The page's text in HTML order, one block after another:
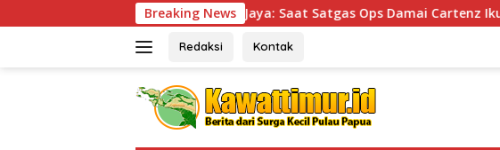
to
Breaking News
Puncak Jaya: Saat Satgas Ops Damai Cartenz Ikut Panen Hasil Kebun Warga
Redaksi Kontak